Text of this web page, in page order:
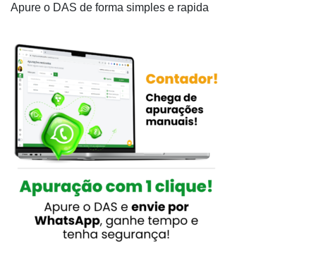
Apure o DAS de forma simples e rapida